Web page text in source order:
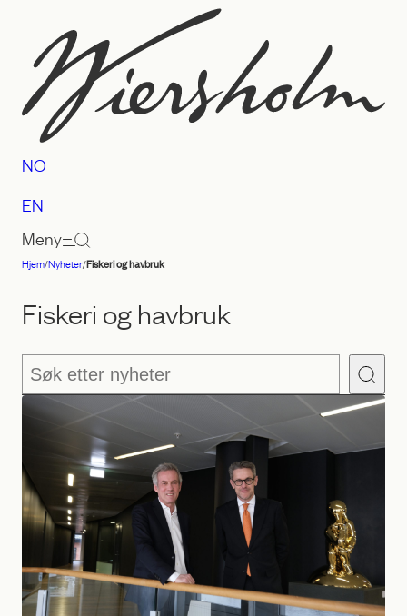
innhold
Advokatfirmaet
Wiersholm
NO
EN
Meny
Hjem/Nyheter/Fiskeri og havbruk
Fiskeri og havbruk
Søk